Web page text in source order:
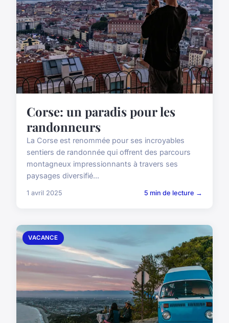
Corse: un paradis pour les
randonneurs
La Corse est renommée pour ses incroyables
sentiers de randonnée qui offrent des parcours
montagneux impressionnants à travers ses
paysages diversifié...
1 avril 2025 5 min de lecture →
VACANCE